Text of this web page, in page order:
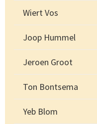
Wiert Vos
Joop Hummel
Jeroen Groot
Ton Bontsema
Yeb Blom